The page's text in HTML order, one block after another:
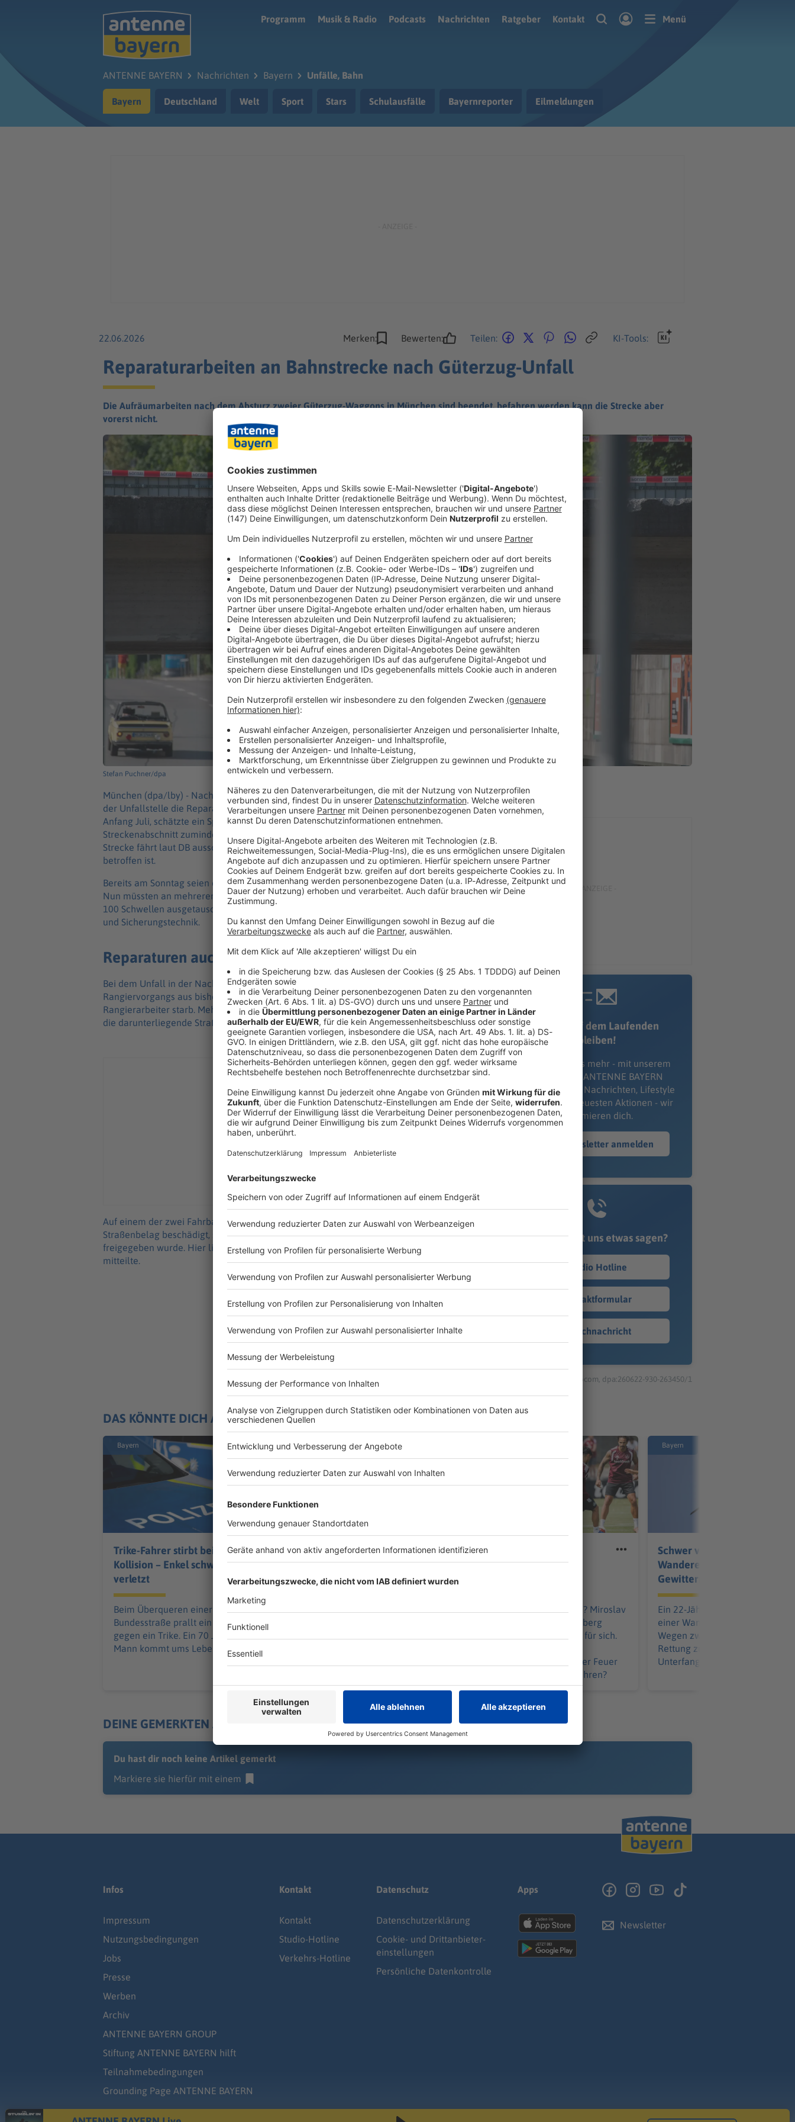
Programm
Musik & Radio Podcasts Nachrichten Ratgeber Kontakt Menü
ANTENNE BAYERN Nachrichten Bayern Unfälle, Bahn
Bayern Deutschland Welt Sport Stars Schulausfälle Bayernreporter Eilmeldungen
22.06.2026 Merken: Bewerten: Teilen: KI-Tools:
Reparaturarbeiten an Bahnstrecke nach Güterzug-Unfall
Die Aufräumarbeiten nach dem Absturz zweier Güterzug-Waggons in München sind beendet, befahren werden kann die Strecke aber
vorerst nicht.
Stefan Puchner/dpa
München (dpa/lby) - Nach dem Zusammenstoß von zwei Güterzügen in München laufen an
der Unfallstelle die Reparaturarbeiten. Vollständig behoben sein dürften diese nicht vor
Anfang Juli, schätzte ein Sprecher der Deutschen Bahn. Im Laufe der Woche soll der
Streckenabschnitt zumindest auf einem der beiden Gleise wieder befahrbar sein. Auf der
Strecke fährt laut DB ausschließlich Güterverkehr, so dass der Personenverkehr nicht
betroffen ist.
Bereits am Sonntag seien erste Reparaturen an der Oberleitung erfolgt, sagte der Sprecher.
Nun müssten an mehreren Weichen Einzelteile erneuert, einige Gleise ersetzt sowie rund
100 Schwellen ausgetauscht werden. Hinzukämen Arbeiten am Schotterbett und an der Leit-
und Sicherungstechnik.
Reparaturen auch am Straßenbelag
Bei dem Unfall in der Nacht zu Samstag waren zwei Güterzüge während eines
Rangiervorgangs aus bisher ungeklärter Ursache kollidiert. Ein 46 Jahre alter
Rangierarbeiter starb. Mehrere Waggons entgleisen, zwei davon kippten von der Brücke auf
die darunterliegende Straße und mussten mittels Schwerlastkran geborgen werden.
Auf einem der zwei Fahrbahnstreifen unter der Brücke in Richtung Süden wurde der
Straßenbelag beschädigt, so dass die Straße vorerst nur einspurig für den Verkehr
freigegeben wurde. Hier liefen am Montag die Reparaturarbeiten, wie das Bauamt der Stadt
mitteilte.
Immer auf dem Laufenden
bleiben!
Verpass' nichts mehr - mit unserem
kostenlosen ANTENNE BAYERN
Newsletter. Ob Nachrichten, Lifestyle
oder unsere neuesten Aktionen - wir
informieren dich.
Zum Newsletter anmelden
Du möchtest uns etwas sagen?
Studio Hotline
Kontaktformular
Sprachnachricht
© dpa-infocom, dpa:260622-930-263450/1
DAS KÖNNTE DICH AUCH INTERESSIEREN
Bayern
Trike-Fahrer stirbt bei
Kollision – Enkel schwer
verletzt
Beim Überqueren einer
Bundesstraße prallt ein Autofahrer
gegen ein Trike. Ein 70 Jahre alter
Mann kommt ums Leben.
Bayern
100 Tage Krause: Was
Münchens OB bislang
bewegt hat
Klose will's beim 1. FC
Nürnberg scheppern
Zehnter, Achter - und nun? Miroslav
Klose und sein 1. FC Nürnberg
behalten ihr Tabellenziel für sich.
Weltmeister von 2014 aber Feuer
sehen. Wohin kann das führen?
Bayern
Schwer verletzter
Wanderer zwischen zwei
Gewittern gerettet
Ein 22-Jähriger verletzt sich bei
einer Wanderung schwer am
Wegen zweier Gewitter wird die
Rettung zum schwierigen
Unterfangen.
DEINE GEMERKTEN ARTIKEL
Du hast dir noch keine Artikel gemerkt
Markiere sie hierfür mit einem
Infos
Impressum
Nutzungsbedingungen
Jobs
Presse
Werben
Archiv
ANTENNE BAYERN GROUP
Stiftung ANTENNE BAYERN hilft
Teilnahmebedingungen
Grounding Page ANTENNE BAYERN
Kontakt
Kontakt
Studio-Hotline
Verkehrs-Hotline
Datenschutz
Datenschutz­erklärung
Cookie- und Drittanbieter-
einstellungen
Persönliche Datenkontrolle
Apps
Newsletter